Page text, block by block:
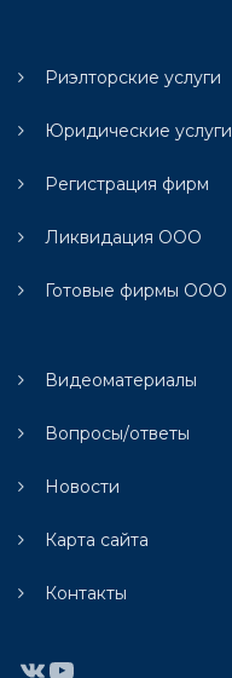
Риэлторские услуги
Юридические услуги
Регистрация фирм
Ликвидация ООО
Готовые фирмы ООО
Видеоматериалы
Вопросы/ответы
Новости
Карта сайта
Контакты
ВКонтакте
YouTube